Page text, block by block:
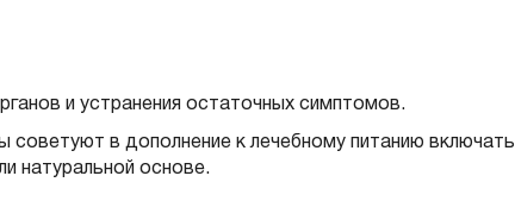
и устранения остаточных симптомов.
советуют в дополнение к лечебному питанию включать
натуральной основе.